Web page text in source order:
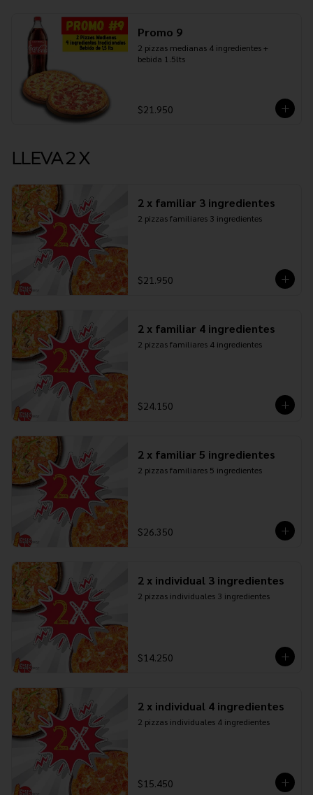
Promo 9
2 pizzas medianas 4 ingredientes +
bebida 1.5lts
$21.950
LLEVA 2 X
2 x familiar 3 ingredientes
2 pizzas familiares 3 ingredientes
$21.950
2 x familiar 4 ingredientes
2 pizzas familiares 4 ingredientes
$24.150
2 x familiar 5 ingredientes
2 pizzas familiares 5 ingredientes
$26.350
2 x individual 3 ingredientes
2 pizzas individuales 3 ingredientes
$14.250
2 x individual 4 ingredientes
2 pizzas individuales 4 ingredientes
$15.450